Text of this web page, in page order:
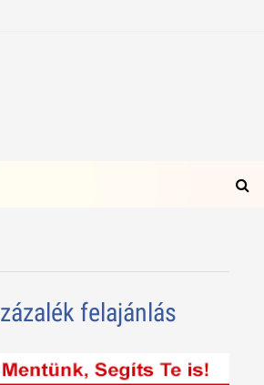
felajánlás